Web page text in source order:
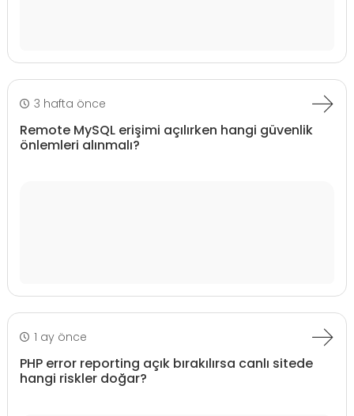
3 hafta önce
Remote MySQL erişimi açılırken hangi güvenlik
önlemleri alınmalı?
1 ay önce
PHP error reporting açık bırakılırsa canlı sitede
hangi riskler doğar?